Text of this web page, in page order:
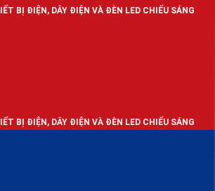
VÀ ĐÈN LED CHIẾU SÁNG
VÀ ĐÈN LED CHIẾU SÁNG